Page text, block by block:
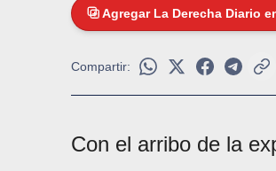
Agregar La Derecha Diario
Compartir:
Con el arribo de la